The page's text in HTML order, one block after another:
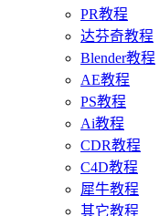
PR教程
达芬奇教程
Blender教程
AE教程
PS教程
Ai教程
CDR教程
C4D教程
犀牛教程
其它教程